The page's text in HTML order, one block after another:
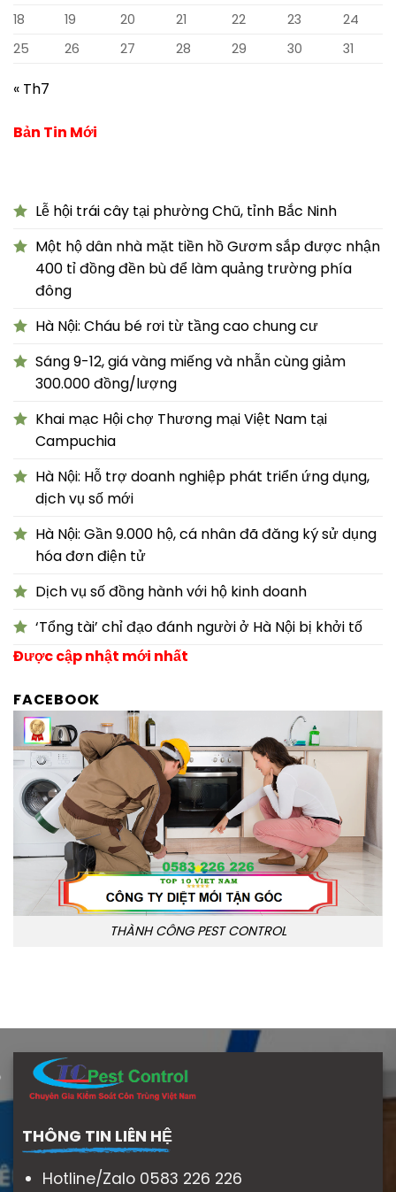
18
19 20 21 22 23
24
25
26 27 28 29 30 31
« Th7
Bản Tin Mới
Lễ hội trái cây tại phường Chũ, tỉnh Bắc Ninh
Một hộ dân nhà mặt tiền hồ Gươm sắp được nhận
400 tỉ đồng đền bù để làm quảng trường phía
đông
Hà Nội: Cháu bé rơi từ tầng cao chung cư
Sáng 9-12, giá vàng miếng và nhẫn cùng giảm
300.000 đồng/lượng
Khai mạc Hội chợ Thương mại Việt Nam tại
Campuchia
Hà Nội: Hỗ trợ doanh nghiệp phát triển ứng dụng,
dịch vụ số mới
Hà Nội: Gần 9.000 hộ, cá nhân đã đăng ký sử dụng
hóa đơn điện tử
Dịch vụ số đồng hành với hộ kinh doanh
‘Tổng tài’ chỉ đạo đánh người ở Hà Nội bị khởi tố
Được cập nhật mới nhất
FACEBOOK
THÀNH CÔNG PEST CONTROL
THÔNG TIN LIÊN HỆ
Hotline/Zalo 0583 226 226